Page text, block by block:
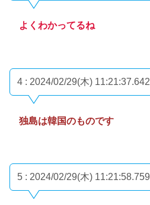
よくわかってるね
4 : 2024/02/29(木) 11:21:37.642
独島は韓国のものです
5 : 2024/02/29(木) 11:21:58.759